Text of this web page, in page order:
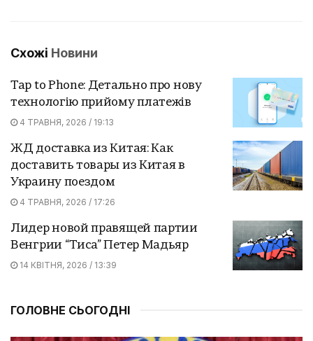
Схожі Новини
Tap to Phone: Детально про нову
технологію прийому платежів
4 ТРАВНЯ, 2026 / 19:13
ЖД доставка из Китая: Как
доставить товары из Китая в
Украину поездом
4 ТРАВНЯ, 2026 / 17:26
Лидер новой правящей партии
Венгрии “Тиса” Петер Мадьяр
14 КВІТНЯ, 2026 / 13:39
ГОЛОВНЕ СЬОГОДНІ